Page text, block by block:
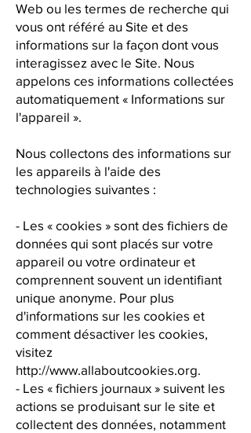
Web ou les termes de recherche qui
vous ont référé au Site et des
informations sur la façon dont vous
interagissez avec le Site. Nous
appelons ces informations collectées
automatiquement « Informations sur
l'appareil ».
Nous collectons des informations sur
les appareils à l'aide des
technologies suivantes :
- Les « cookies » sont des fichiers de
données qui sont placés sur votre
appareil ou votre ordinateur et
comprennent souvent un identifiant
unique anonyme. Pour plus
d'informations sur les cookies et
comment désactiver les cookies,
visitez
http://www.allaboutcookies.org
- Les « fichiers journaux » suivent les
actions se produisant sur le site et
collectent des données, notamment